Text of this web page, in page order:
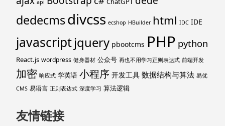
api
dedecmsdivcss ecshop HBuilder html IDC IDE
javascriptjquery pbootcms PHP python
React.js wordpress 健身器材 公众号 再也不用学习正则表达式 前端开发
加密 响应式 学英语 小程序 开发工具 数据结构与算法 易优
CMS 易语言 正则表达式 深度学习 算法逻辑
友情链接